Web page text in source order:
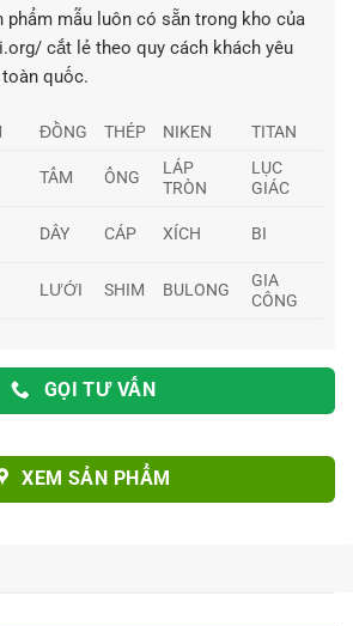
phẩm mẫu luôn có sẵn trong kho của
cắt lẻ theo quy cách khách yêu
quốc.
ĐỒNG THÉP NIKEN TITAN
TẤM ỐNG
LÁP
TRÒN
LỤC
GIÁC
DÂY CÁP XÍCH BI
LƯỚI SHIM BULONG
GIA
CÔNG
GỌI TƯ VẤN
XEM SẢN PHẨM